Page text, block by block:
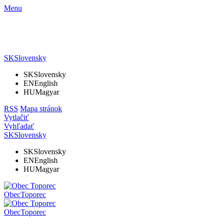
Menu
SKSlovensky
SKSlovensky
ENEnglish
HUMagyar
RSS Mapa stránok
Vytlačiť
Vyhľadať
SKSlovensky
SKSlovensky
ENEnglish
HUMagyar
ObecToporec
ObecToporec